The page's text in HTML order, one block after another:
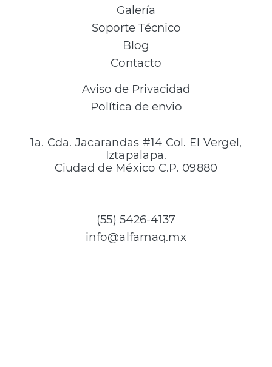
Galería
Soporte Técnico
Blog
Contacto
Aviso de Privacidad
Política de envio
1a. Cda. Jacarandas #14 Col. El Vergel,
Iztapalapa.
Ciudad de México C.P. 09880
(55) 5426-4137
info@alfamaq.mx